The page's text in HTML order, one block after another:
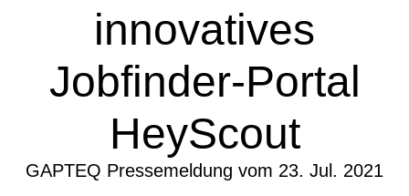
innovatives
Jobfinder-Portal
HeyScout
GAPTEQ Pressemeldung vom 23. Jul. 2021